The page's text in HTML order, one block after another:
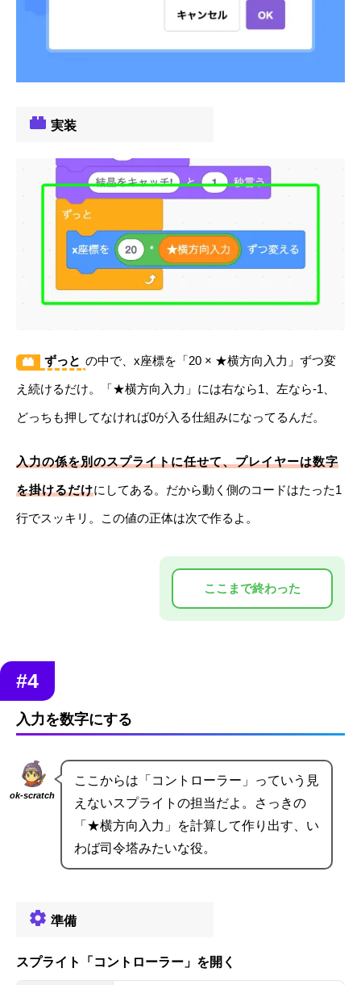
実装
ずっと の中で、x座標を「20 × ★横方向入力」ずつ変
え続けるだけ。「★横方向入力」には右なら1、左なら-1、
どっちも押してなければ0が入る仕組みになってるんだ。
入力の係を別のスプライトに任せて、プレイヤーは数字
を掛けるだけにしてある。だから動く側のコードはたった1
行でスッキリ。この値の正体は次で作るよ。
#4
入力を数字にする
ok-scratch
ここからは「コントローラー」っていう見
えないスプライトの担当だよ。さっきの
「★横方向入力」を計算して作り出す、い
わば司令塔みたいな役。
準備
スプライト「コントローラー」を開く